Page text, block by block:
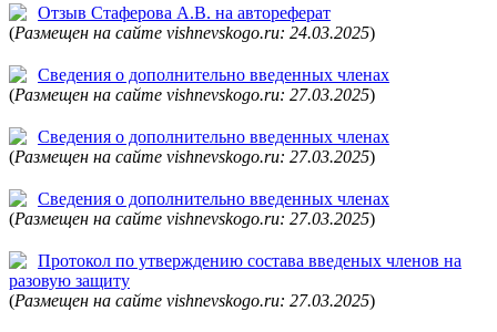
Отзыв Стаферова А.В. на автореферат
(Размещен на сайте vishnevskogo.ru: 24.03.2025)
Сведения о дополнительно введенных членах
(Размещен на сайте vishnevskogo.ru: 27.03.2025)
Сведения о дополнительно введенных членах
(Размещен на сайте vishnevskogo.ru: 27.03.2025)
Сведения о дополнительно введенных членах
(Размещен на сайте vishnevskogo.ru: 27.03.2025)
Протокол по утверждению состава введеных членов на
разовую защиту
(Размещен на сайте vishnevskogo.ru: 27.03.2025)